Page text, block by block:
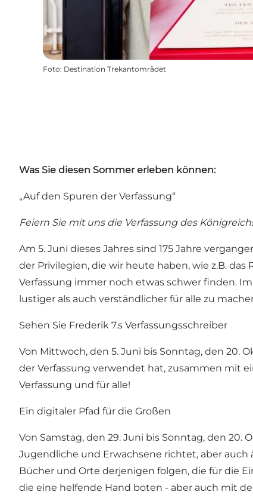
Foto: Destination Trekantområdet
Was Sie diesen Sommer erleben können:
„Auf den Spuren der Verfassung“
Feiern Sie mit uns die Verfassung des
Am 5. Juni dieses Jahres sind 175 Jahre
der Privilegien, die wir heute haben, wie z.B.
Verfassung immer noch etwas schwer finden.
lustiger als auch verständlicher für alle zu
Sehen Sie Frederik 7.s Verfassungsschreiber
Von Mittwoch, den 5. Juni bis Sonntag, den 20.
der Verfassung verwendet hat, zusammen mit
Verfassung und für alle!
Ein digitaler Pfad für die Großen
Von Samstag, den 29. Juni bis Sonntag, den
Jugendliche und Erwachsene richtet, aber
Bücher und Orte derjenigen folgen, die für die
die eine helfende Hand boten - aber auch mit